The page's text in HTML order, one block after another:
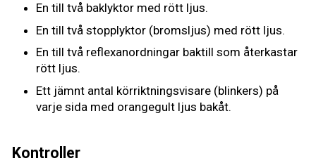
En till två baklyktor med rött ljus.
En till två stopplyktor (bromsljus) med rött ljus.
En till två reflexanordningar baktill som återkastar
rött ljus.
Ett jämnt antal körriktningsvisare (blinkers) på
varje sida med orangegult ljus bakåt.
Kontroller